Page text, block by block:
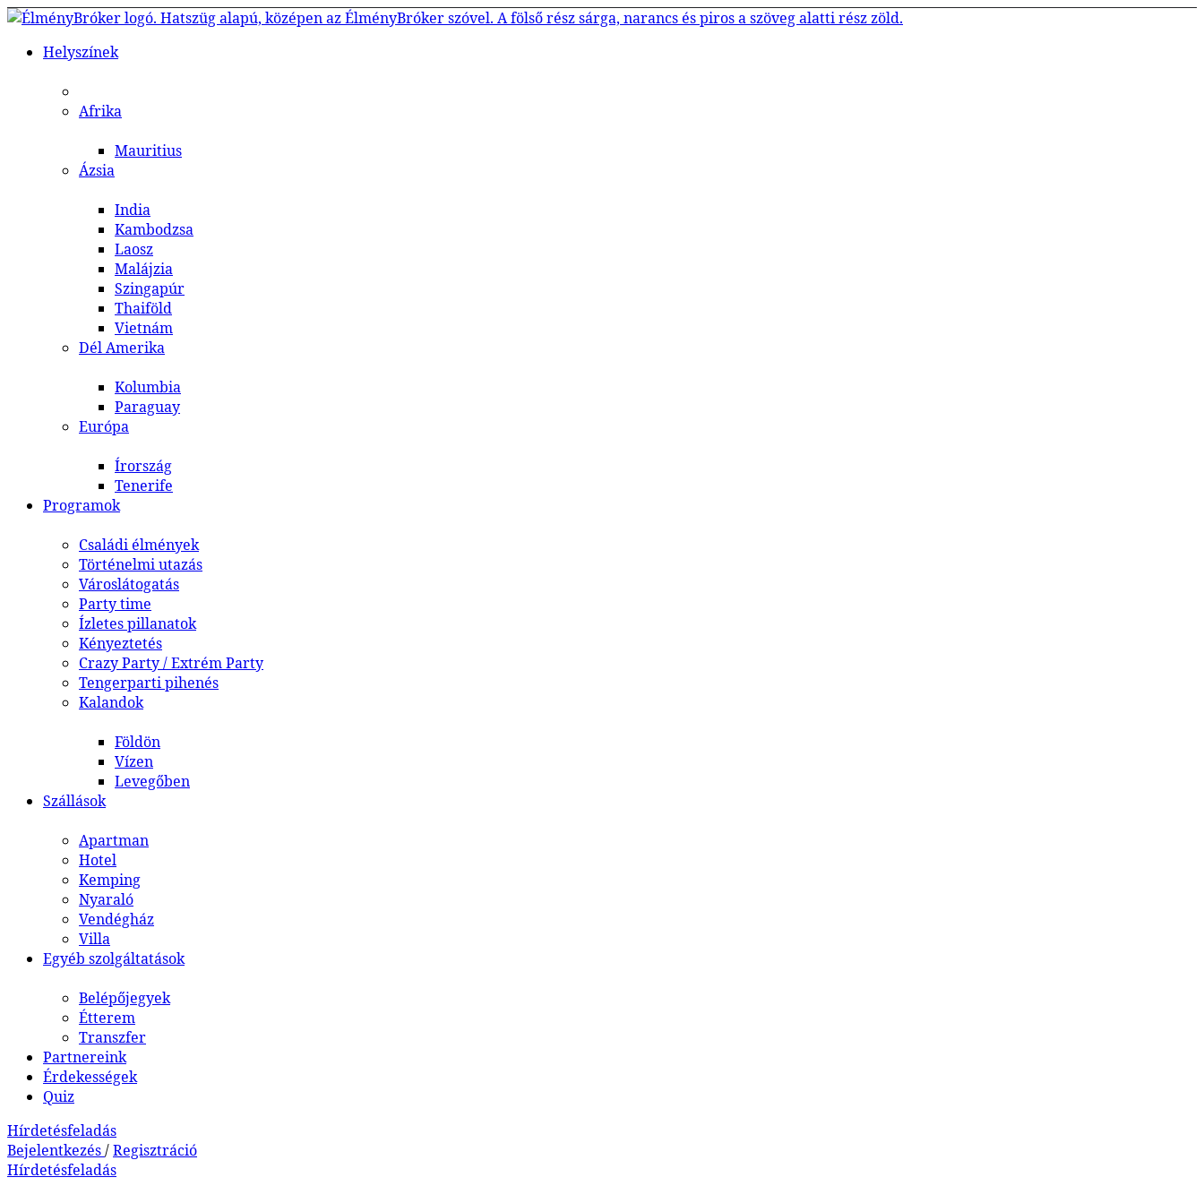
Helyszínek
Afrika
Mauritius
Ázsia
India
Kambodzsa
Laosz
Malájzia
Szingapúr
Thaiföld
Vietnám
Dél Amerika
Kolumbia
Paraguay
Európa
Írország
Tenerife
Programok
Családi élmények
Történelmi utazás
Városlátogatás
Party time
Ízletes pillanatok
Kényeztetés
Crazy Party / Extrém Party
Tengerparti pihenés
Kalandok
Földön
Vízen
Levegőben
Szállások
Apartman
Hotel
Kemping
Nyaraló
Vendégház
Villa
Egyéb szolgáltatások
Belépőjegyek
Étterem
Transzfer
Partnereink
Érdekességek
Quiz
Hírdetésfeladás
Bejelentkezés/Regisztráció
Hírdetésfeladás